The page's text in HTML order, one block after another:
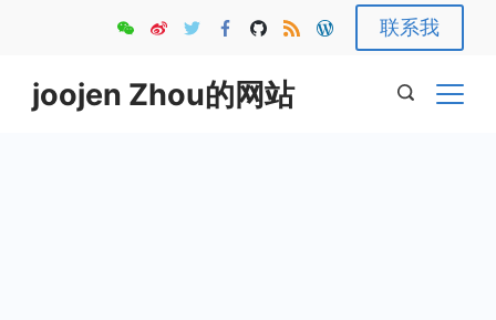
content
联系我
joojen Zhou的网站